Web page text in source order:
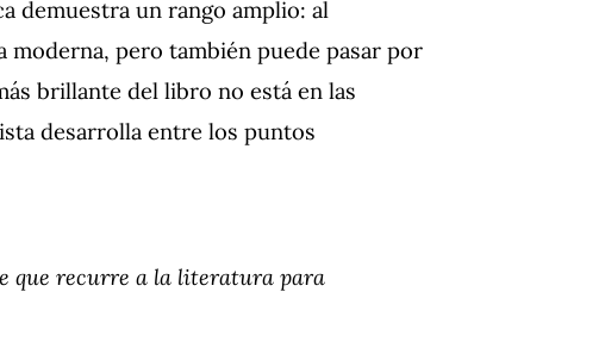
demuestra un rango amplio: al
moderna, pero también puede pasar por
brillante del libro no está en las
desarrolla entre los puntos
que recurre a la literatura para